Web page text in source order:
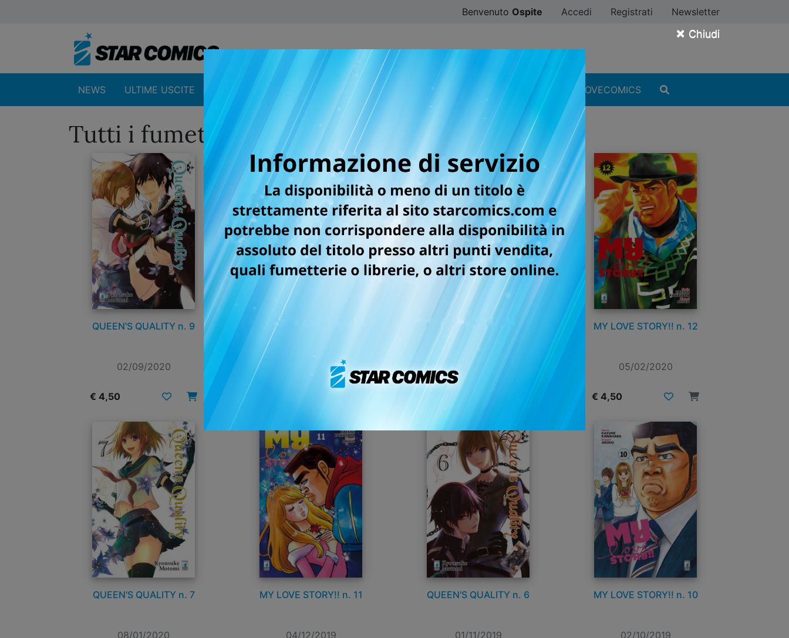
× Chiudi
Benvenuto Ospite Accedi Registrati Newsletter
NEWS ULTIME USCITE CATALOGO SFOGLIA ONLINE DIGISTAR #ILOVEMANGA #ILOVECOMICS
Tutti i fumetti per la testata UP
QUEEN'S QUALITY n. 9
02/09/2020
€ 4,50
MY LOVE STORY!! n. 13
05/08/2020
QUEEN'S QUALITY n. 8
04/03/2020
€ 4,50
MY LOVE STORY!! n. 12
05/02/2020
€ 4,50
QUEEN'S QUALITY n. 7
08/01/2020
MY LOVE STORY!! n. 11
04/12/2019
QUEEN'S QUALITY n. 6
01/11/2019
MY LOVE STORY!! n. 10
02/10/2019